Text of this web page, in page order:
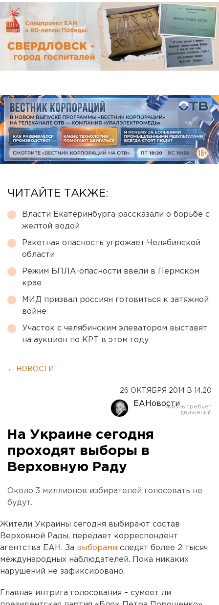
ЧИТАЙТЕ ТАКЖЕ:
Власти Екатеринбурга рассказали о борьбе с
желтой водой
Ракетная опасность угрожает Челябинской
области
Режим БПЛА-опасности ввели в Пермском
крае
МИД призвал россиян готовиться к затяжной
войне
Участок с челябинским элеватором выставят
на аукцион по КРТ в этом году
← НОВОСТИ
26 ОКТЯБРЯ 2014 В 14:20
ЕАНовости
На Украине сегодня
проходят выборы в
Верховную Раду
Около 3 миллионов избирателей голосовать не
будут.
Жители Украины сегодня выбирают состав
Верховной Рады, передает корреспондент
агентства ЕАН. За выборами следят более 2 тысяч
международных наблюдателей. Пока никаких
нарушений не зафиксировано.
Главная интрига голосования – сумеет ли